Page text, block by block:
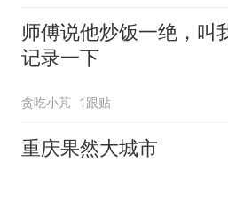
师傅说他炒饭一绝，叫
记录一下
贪吃小芃 1跟贴
重庆果然大城市